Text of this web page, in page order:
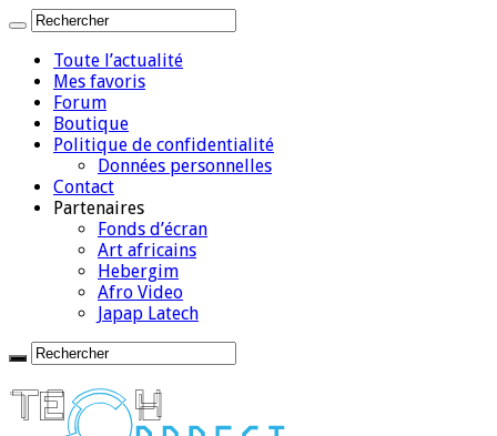
Toute l’actualité
Mes favoris
Forum
Boutique
Politique de confidentialité
Données personnelles
Contact
Partenaires
Fonds d’écran
Art africains
Hebergim
Afro Video
Japap Latech